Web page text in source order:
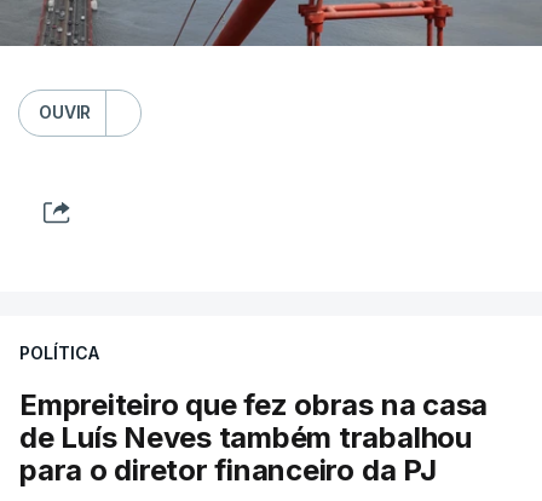
OUVIR
POLÍTICA
Empreiteiro que fez obras na casa
de Luís Neves também trabalhou
para o diretor financeiro da PJ